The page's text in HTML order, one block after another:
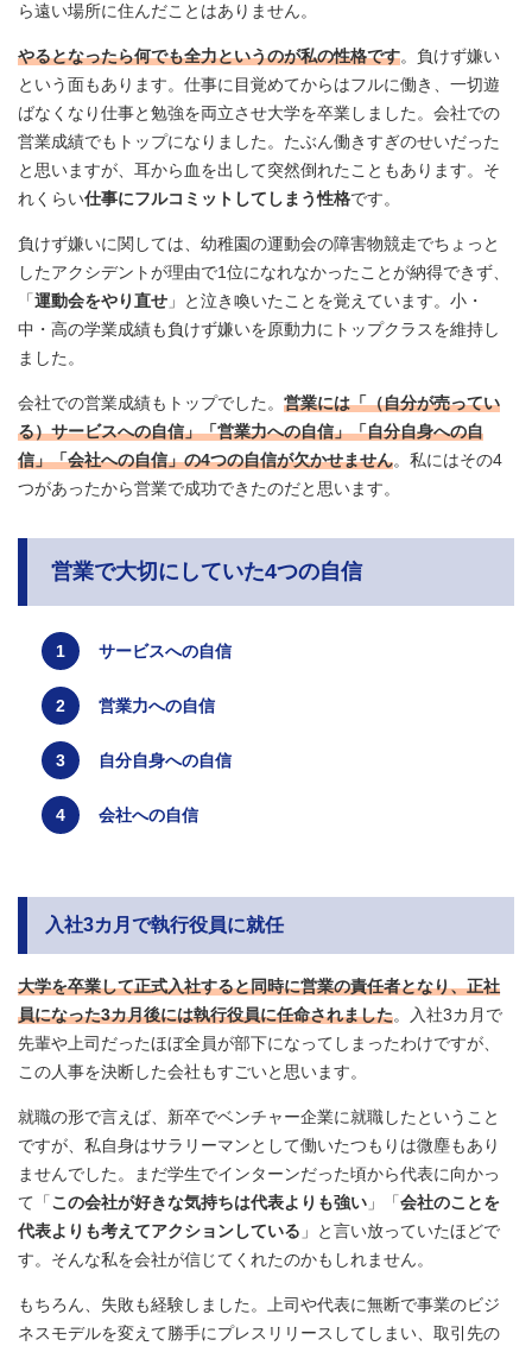
ら遠い場所に住んだことはありません。
やるとなったら何でも全力というのが私の性格です。負けず嫌い
という面もあります。仕事に目覚めてからはフルに働き、一切遊
ばなくなり仕事と勉強を両立させ大学を卒業しました。会社での
営業成績でもトップになりました。たぶん働きすぎのせいだった
と思いますが、耳から血を出して突然倒れたこともあります。そ
れくらい仕事にフルコミットしてしまう性格です。
負けず嫌いに関しては、幼稚園の運動会の障害物競走でちょっと
したアクシデントが理由で1位になれなかったことが納得できず、
「運動会をやり直せ 」と泣き喚いたことを覚えています。小・
中・高の学業成績も負けず嫌いを原動力にトップクラスを維持し
ました。
会社での営業成績もトップでした。 営業には「（自分が売ってい
る）サービスへの自信」「営業力への自信」「自分自身への自
信」「会社への自信」の4つの自信が欠かせません。私にはその4
つがあったから営業で成功できたのだと思います。
営業で大切にしていた4つの自信
サービスへの自信
営業力への自信
自分自身への自信
会社への自信
入社3カ月で執行役員に就任
大学を卒業して正式入社すると同時に営業の責任者となり、正社
員になった3カ月後には執行役員に任命されました。入社3カ月で
先輩や上司だったほぼ全員が部下になってしまったわけですが、
この人事を決断した会社もすごいと思います。
就職の形で言えば、新卒でベンチャー企業に就職したということ
ですが、私自身はサラリーマンとして働いたつもりは微塵もあり
ませんでした。まだ学生でインターンだった頃から代表に向かっ
て「この会社が好きな気持ちは代表よりも強い 」「会社のことを
代表よりも考えてアクションしている 」と言い放っていたほどで
す。そんな私を会社が信じてくれたのかもしれません。
もちろん、失敗も経験しました。上司や代表に無断で事業のビジ
ネスモデルを変えて勝手にプレスリリースしてしまい、取引先の